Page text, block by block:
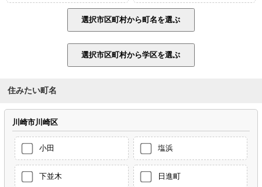
住みたい町名
川崎市川崎区
小田 塩浜
下並木 日進町